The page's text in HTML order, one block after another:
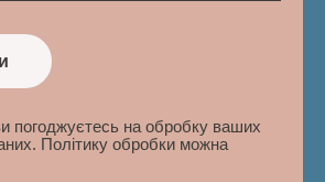
погоджуєтесь на обробку ваших
Політику обробки можна